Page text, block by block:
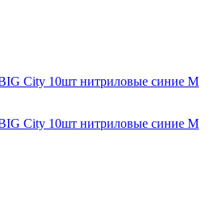
City 10шт нитриловые синие M